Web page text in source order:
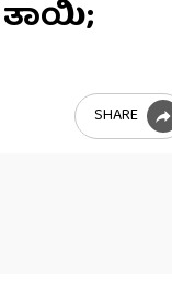
ತಾಯಿ;
SHARE